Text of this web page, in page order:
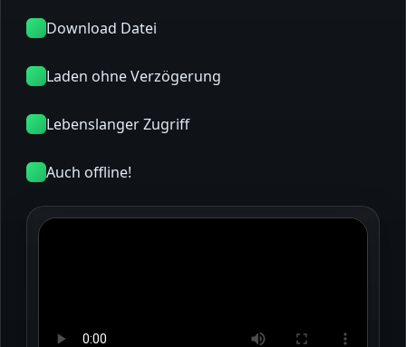
Download Datei
Laden ohne Verzögerung
Lebenslanger Zugriff
Auch offline!